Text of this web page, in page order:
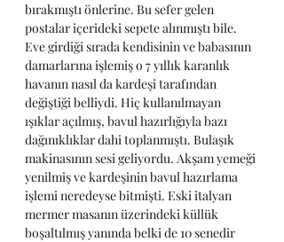
bırakmıştı önlerine. Bu sefer gelen
postalar içerideki sepete alınmıştı bile.
Eve girdiği sırada kendisinin ve babasının
damarlarına işlemiş o 7 yıllık karanlık
havanın nasıl da kardeşi tarafından
değiştiği belliydi. Hiç kullanılmayan
ışıklar açılmış, bavul hazırlığıyla bazı
dağınıklıklar dahi toplanmıştı. Bulaşık
makinasının sesi geliyordu. Akşam yemeği
yenilmiş ve kardeşinin bavul hazırlama
işlemi neredeyse bitmişti. Eski italyan
mermer masanın üzerindeki küllük
boşaltılmış yanında belki de 10 senedir